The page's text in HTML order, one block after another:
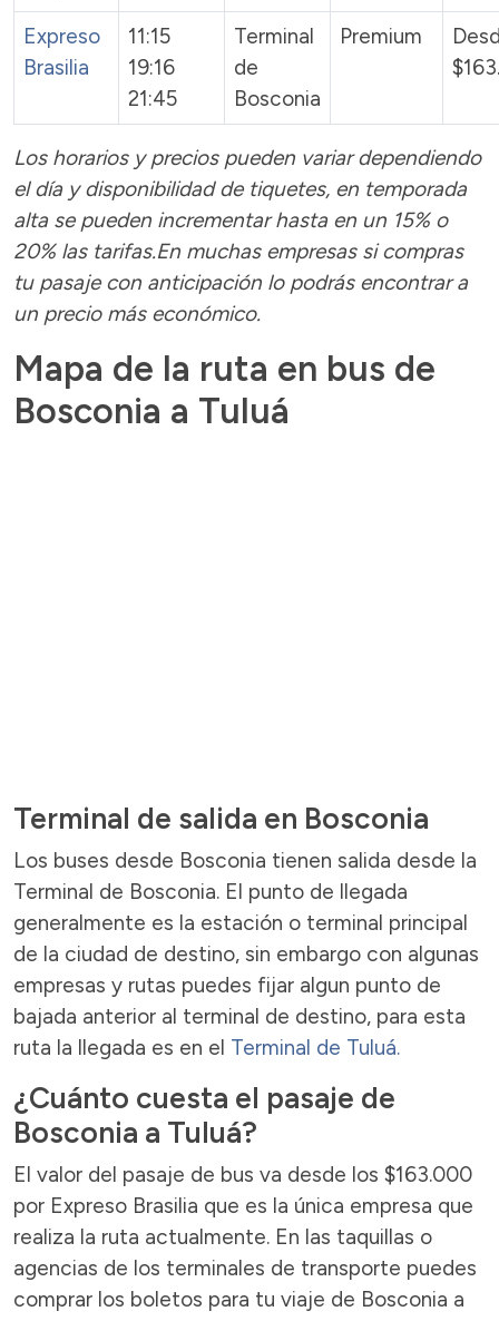
Expreso
Brasilia
11:15
19:16
21:45
Terminal
de
Bosconia
Premium
Los horarios y precios pueden variar dependiendo
el día y disponibilidad de tiquetes, en temporada
alta se pueden incrementar hasta en un 15% o
20% las tarifas.En muchas empresas si compras
tu pasaje con anticipación lo podrás encontrar a
un precio más económico.
Mapa de la ruta en bus de
Bosconia a Tuluá
Terminal de salida en Bosconia
Los buses desde Bosconia tienen salida desde la
Terminal de Bosconia. El punto de llegada
generalmente es la estación o terminal principal
de la ciudad de destino, sin embargo con algunas
empresas y rutas puedes fijar algun punto de
bajada anterior al terminal de destino, para esta
ruta la llegada es en el Terminal de Tuluá.
¿Cuánto cuesta el pasaje de
Bosconia a Tuluá?
El valor del pasaje de bus va desde los $163.000
por Expreso Brasilia que es la única empresa que
realiza la ruta actualmente. En las taquillas o
agencias de los terminales de transporte puedes
comprar los boletos para tu viaje de Bosconia a